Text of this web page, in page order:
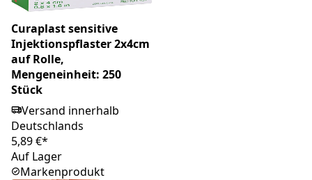
Curaplast sensitive
Injektionspflaster 2x4cm
auf Rolle,
Mengeneinheit: 250
Stück
Versand innerhalb
Deutschlands
5,89 €*
Auf Lager
Markenprodukt